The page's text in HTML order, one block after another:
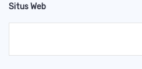
Situs Web